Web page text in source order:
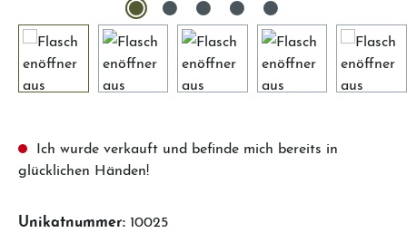
Ich wurde verkauft und befinde mich bereits in
glücklichen Händen!
Unikatnummer: 10025